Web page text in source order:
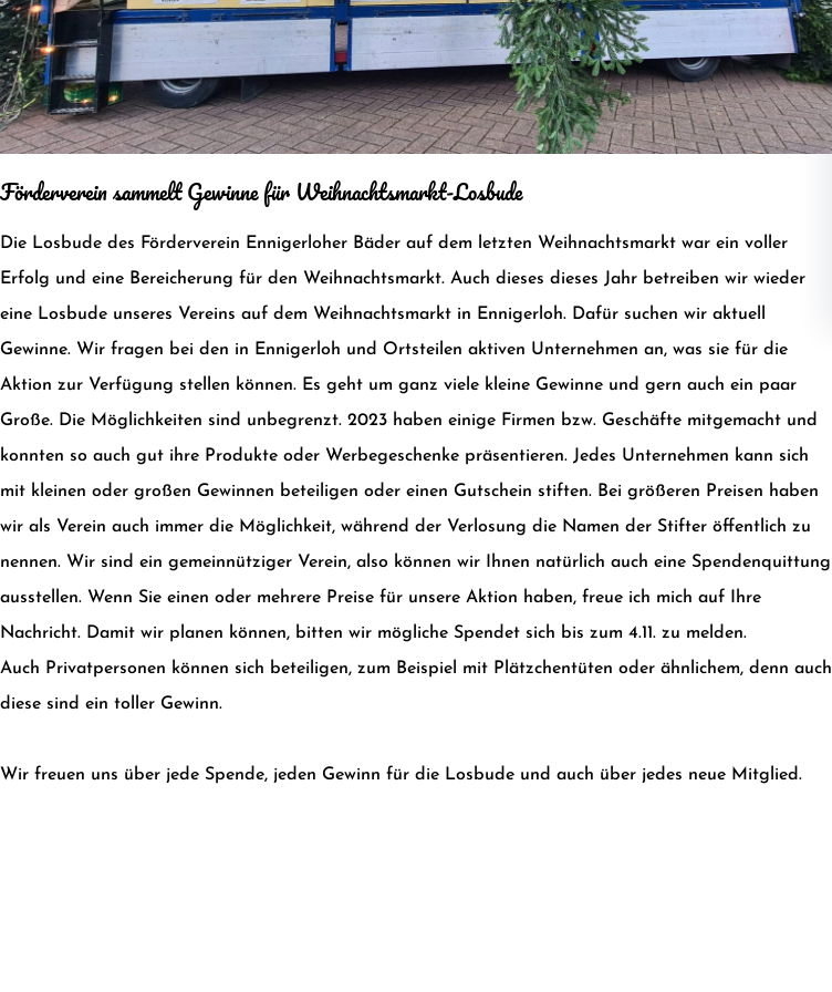
Förderverein sammelt Gewinne für Weihnachtsmarkt-Losbude
Die Losbude des Förderverein Ennigerloher Bäder auf dem letzten Weihnachtsmarkt war ein voller
Erfolg und eine Bereicherung für den Weihnachtsmarkt. Auch dieses dieses Jahr betreiben wir wieder
eine Losbude unseres Vereins auf dem Weihnachtsmarkt in Ennigerloh. Dafür suchen wir aktuell
Gewinne. Wir fragen bei den in Ennigerloh und Ortsteilen aktiven Unternehmen an, was sie für die
Aktion zur Verfügung stellen können. Es geht um ganz viele kleine Gewinne und gern auch ein paar
Große. Die Möglichkeiten sind unbegrenzt. 2023 haben einige Firmen bzw. Geschäfte mitgemacht und
konnten so auch gut ihre Produkte oder Werbegeschenke präsentieren. Jedes Unternehmen kann sich
mit kleinen oder großen Gewinnen beteiligen oder einen Gutschein stiften. Bei größeren Preisen haben
wir als Verein auch immer die Möglichkeit, während der Verlosung die Namen der Stifter öffentlich zu
nennen. Wir sind ein gemeinnütziger Verein, also können wir Ihnen natürlich auch eine Spendenquittung
ausstellen. Wenn Sie einen oder mehrere Preise für unsere Aktion haben, freue ich mich auf Ihre
Nachricht. Damit wir planen können, bitten wir mögliche Spendet sich bis zum 4.11. zu melden.
Auch Privatpersonen können sich beteiligen, zum Beispiel mit Plätzchentüten oder ähnlichem, denn auch
diese sind ein toller Gewinn.
Wir freuen uns über jede Spende, jeden Gewinn für die Losbude und auch über jedes neue Mitglied.